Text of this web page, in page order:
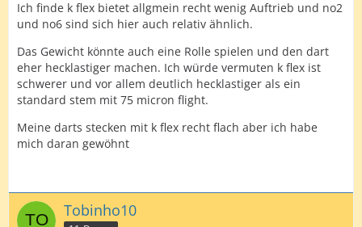
Ich finde k flex bietet allgmein recht wenig Auftrieb und no2
und no6 sind sich hier auch relativ ähnlich.
Das Gewicht könnte auch eine Rolle spielen und den dart
eher hecklastiger machen. Ich würde vermuten k flex ist
schwerer und vor allem deutlich hecklastiger als ein
standard stem mit 75 micron flight.
Meine darts stecken mit k flex recht flach aber ich habe
mich daran gewöhnt
Tobinho10